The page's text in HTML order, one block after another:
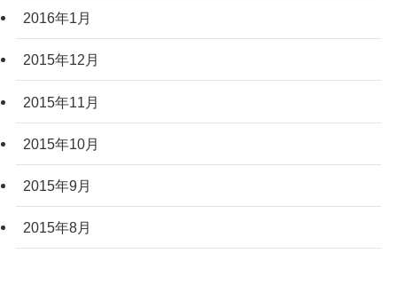
2016年1月
2015年12月
2015年11月
2015年10月
2015年9月
2015年8月